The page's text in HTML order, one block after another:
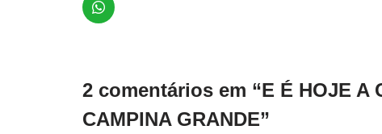
2 comentários em “E É HOJE A
CAMPINA GRANDE”